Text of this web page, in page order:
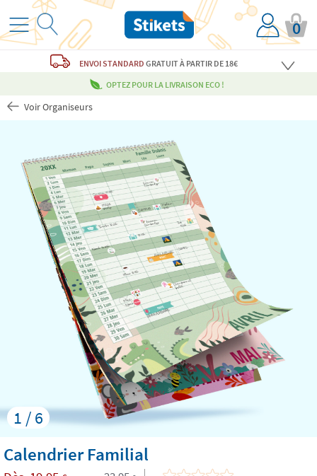
0
ENVOI STANDARDGRATUITÀ PARTIR DE 18€
OPTEZ POUR LA LIVRAISON ECO !
Voir Organiseurs
1 / 6
Calendrier Familial